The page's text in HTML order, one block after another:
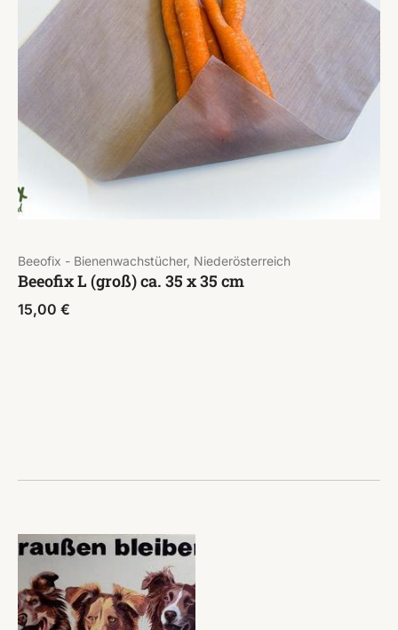
Beeofix - Bienenwachstücher, Niederösterreich
Beeofix L (groß) ca. 35 x 35 cm
15,00 €